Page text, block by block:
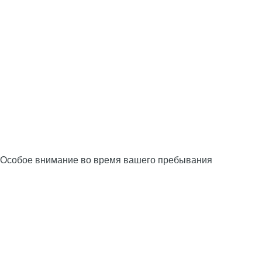
Особое внимание во время вашего пребывания